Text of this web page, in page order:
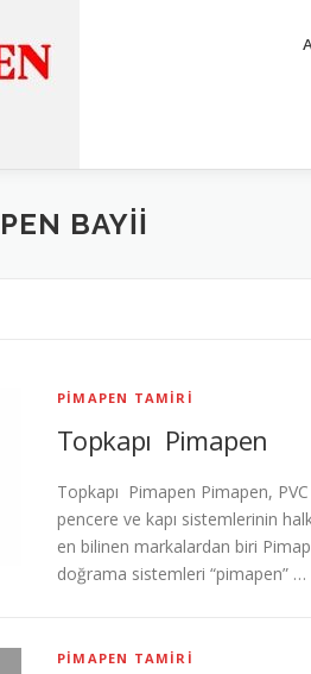
BAYII
PIMAPEN TAMIRI
Topkapı Pimapen
Topkapı Pimapen Pimapen,
pencere ve kapı sistemlerinin halk
en bilinen markalardan biri
doğrama sistemleri “pimapen” …
PIMAPEN TAMIRI